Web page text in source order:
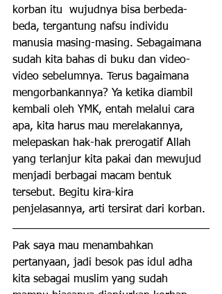
korban itu  wujudnya bisa berbeda-
beda, tergantung nafsu individu
manusia masing-masing. Sebagaimana
sudah kita bahas di buku dan video-
video sebelumnya. Terus bagaimana
mengorbankannya? Ya ketika diambil
kembali oleh YMK, entah melalui cara
apa, kita harus mau merelakannya,
melepaskan hak-hak prerogatif Allah
yang terlanjur kita pakai dan mewujud
menjadi berbagai macam bentuk
tersebut. Begitu kira-kira
penjelasannya, arti tersirat dari korban.
Pak saya mau menambahkan
pertanyaan, jadi besok pas idul adha
kita sebagai muslim yang sudah